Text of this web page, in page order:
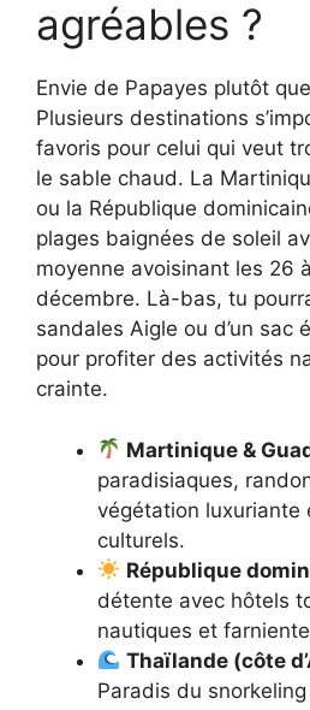
agréables ?
Envie de Papayes plutôt
Plusieurs destinations
favoris pour celui qui veut
le sable chaud. La
ou la République
plages baignées de soleil
moyenne avoisinant les 26
décembre. Là-bas, tu
sandales Aigle ou d’un sac
pour profiter des activités
crainte.
Martinique &
paradisiaques,
végétation luxuriante
culturels.
République
détente avec hôtels
nautiques et
Thaïlande (côte
Paradis du